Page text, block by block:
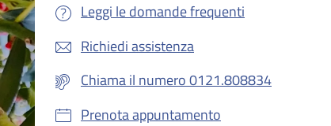
Leggi le domande frequenti
Richiedi assistenza
Chiama il numero 0121.808834
Prenota appuntamento